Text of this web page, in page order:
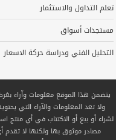
تعلم التداول والاستثمار
مستجدات أسواق
التحليل الفني ودراسة حركة الاسعار
يتضمن هذا الموقع معلومات وآراء
ولا تعد المعلومات والآراء التي
لشراء أو بيع أو الاكتتاب في أي منتج
مصادر موثوق بها ولكنها لا